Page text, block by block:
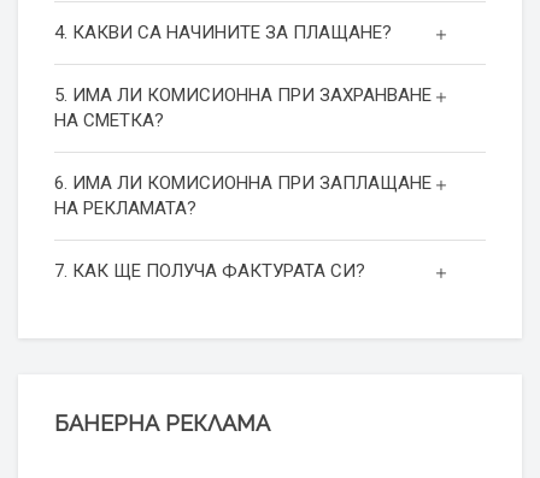
4. КАКВИ СА НАЧИНИТЕ ЗА ПЛАЩАНЕ?
5. ИМА ЛИ КОМИСИОННА ПРИ ЗАХРАНВАНЕ
НА СМЕТКА?
6. ИМА ЛИ КОМИСИОННА ПРИ ЗАПЛАЩАНЕ
НА РЕКЛАМАТА?
7. КАК ЩЕ ПОЛУЧА ФАКТУРАТА СИ?
БАНЕРНА РЕКЛАМА